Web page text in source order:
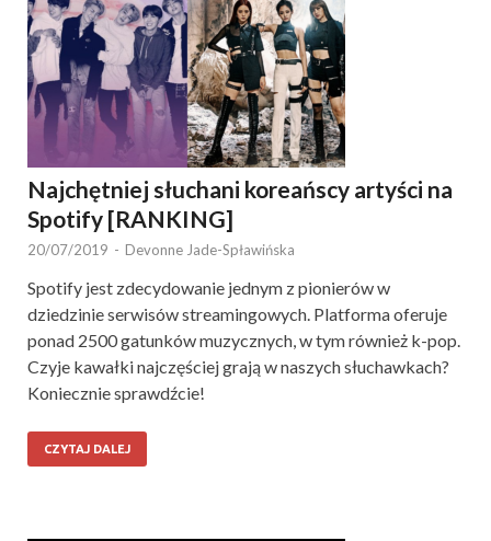
Najchętniej słuchani koreańscy artyści na
Spotify [RANKING]
20/07/2019 - Devonne Jade-Spławińska
Spotify jest zdecydowanie jednym z pionierów w
dziedzinie serwisów streamingowych. Platforma oferuje
ponad 2500 gatunków muzycznych, w tym również k-pop.
Czyje kawałki najczęściej grają w naszych słuchawkach?
Koniecznie sprawdźcie!
CZYTAJ DALEJ